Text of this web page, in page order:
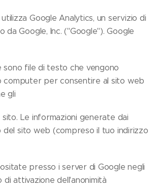
Google Analytics, un servizio di
da Google, Inc. ("Google"). Google
sono file di testo che vengono
computer per consentire al sito web
gli
Le informazioni generate dai
del sito web (compreso il tuo indirizzo
presso i server di Google negli
di attivazione dell'anonimità